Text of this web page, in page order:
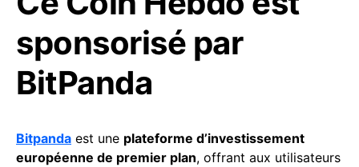
sponsorisé par
BitPanda
Bitpanda est une plateforme d’investissement
européenne de premier plan, offrant aux utilisateurs